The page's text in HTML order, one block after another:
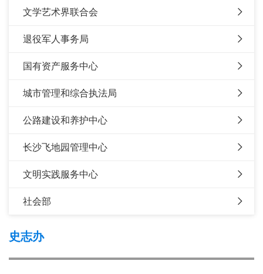
文学艺术界联合会
退役军人事务局
国有资产服务中心
城市管理和综合执法局
公路建设和养护中心
长沙飞地园管理中心
文明实践服务中心
社会部
史志办